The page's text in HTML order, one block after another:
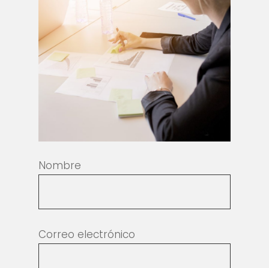
Nombre
Correo electrónico